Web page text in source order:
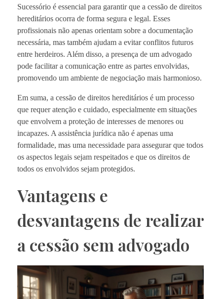
Sucessório é essencial para garantir que a cessão de direitos
hereditários ocorra de forma segura e legal. Esses
profissionais não apenas orientam sobre a documentação
necessária, mas também ajudam a evitar conflitos futuros
entre herdeiros. Além disso, a presença de um advogado
pode facilitar a comunicação entre as partes envolvidas,
promovendo um ambiente de negociação mais harmonioso.
Em suma, a cessão de direitos hereditários é um processo
que requer atenção e cuidado, especialmente em situações
que envolvem a proteção de interesses de menores ou
incapazes. A assistência jurídica não é apenas uma
formalidade, mas uma necessidade para assegurar que todos
os aspectos legais sejam respeitados e que os direitos de
todos os envolvidos sejam protegidos.
Vantagens e
desvantagens de realizar
a cessão sem advogado